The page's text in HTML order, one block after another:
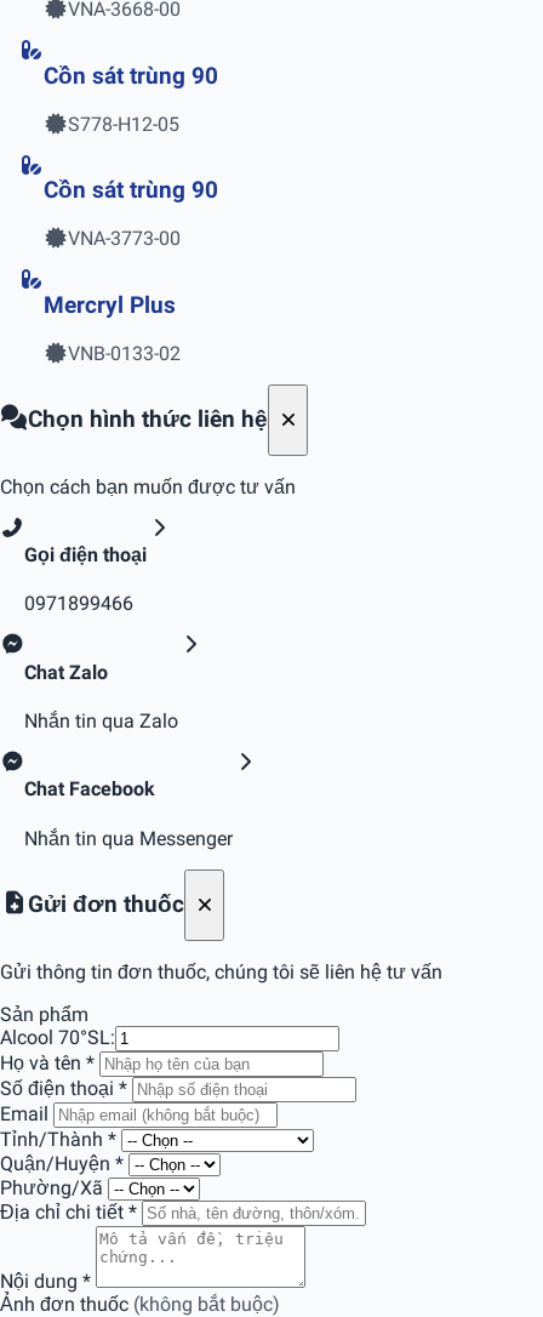
VNA-3668-00
Cồn sát trùng 90
S778-H12-05
Cồn sát trùng 90
VNA-3773-00
Mercryl Plus
VNB-0133-02
Chọn hình thức liên hệ
Chọn cách bạn muốn được tư vấn
Gọi điện thoại
0971899466
Chat Zalo
Nhắn tin qua Zalo
Chat Facebook
Nhắn tin qua Messenger
Gửi đơn thuốc
Gửi thông tin đơn thuốc, chúng tôi sẽ liên hệ tư vấn
Sản phẩm
Alcool 70°SL:
Họ và tên *
Số điện thoại *
Email
Tỉnh/Thành *
Quận/Huyện *
Phường/Xã
Địa chỉ chi tiết *
Nội dung *
Ảnh đơn thuốc (không bắt buộc)